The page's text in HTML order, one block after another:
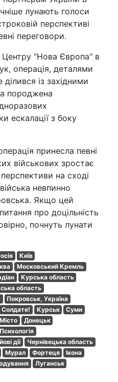
лунають голоси
перспективі
переговори.
Центру "Нова Європа" в
операція, деталями
ділився із західними
породжена
ескалації з боку
принесла певні
військових зростає
на сході
невпинно
Якщо цей
про доцільність
почнуть лунати
Київ
Московський Кремль
Курська область
область
Покровськ, Україна
Солдате! Курськ
Суми
Місто
Донецьк
Психологія
дії
Чернівецька область
Мурал Фортеця
Ікона
Луганськ